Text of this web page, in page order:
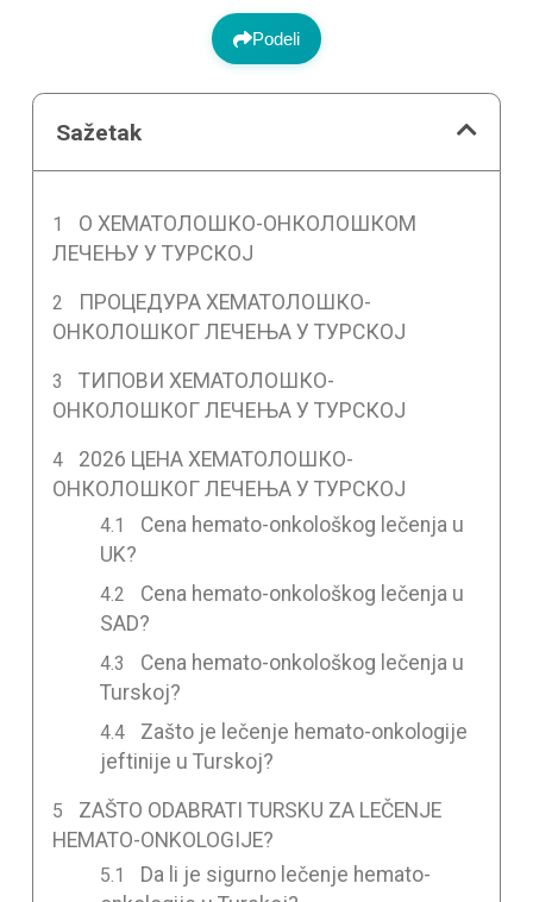
Podeli
Sažetak
О ХЕМАТОЛОШКО-ОНКОЛОШКОМ
ЛЕЧЕЊУ У ТУРСКОЈ
ПРОЦЕДУРА ХЕМАТОЛОШКО-
ОНКОЛОШКОГ ЛЕЧЕЊА У ТУРСКОЈ
ТИПОВИ ХЕМАТОЛОШКО-
ОНКОЛОШКОГ ЛЕЧЕЊА У ТУРСКОЈ
2026 ЦЕНА ХЕМАТОЛОШКО-
ОНКОЛОШКОГ ЛЕЧЕЊА У ТУРСКОЈ
Cena hemato-onkološkog lečenja u
UK?
Cena hemato-onkološkog lečenja u
SAD?
Cena hemato-onkološkog lečenja u
Turskoj?
Zašto je lečenje hemato-onkologije
jeftinije u Turskoj?
ZAŠTO ODABRATI TURSKU ZA LEČENJE
HEMATO-ONKOLOGIJE?
Da li je sigurno lečenje hemato-